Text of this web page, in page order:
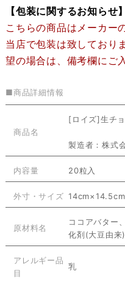
【包装に関するお知らせ】
こちらの商品はメーカー
当店で包装は致しており
望の場合は、備考欄にご
■商品詳細情報
商品名
[ロイズ]生チ
製造者：株式
内容量 20粒入
外寸・サイズ
原材料名
ココアバター
化剤(大豆由来
アレルギー品
目
乳